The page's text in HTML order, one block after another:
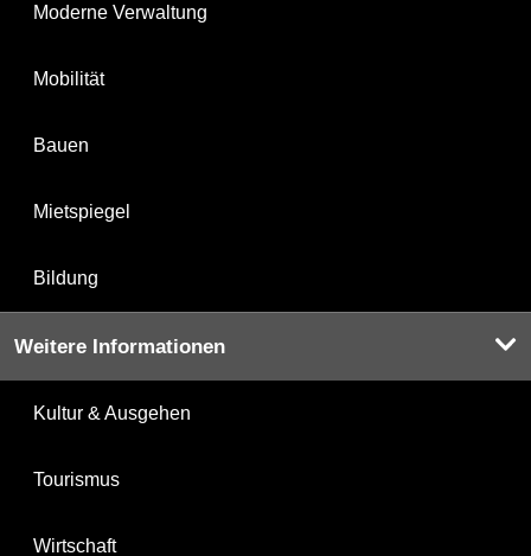
Moderne Verwaltung
Mobilität
Bauen
Mietspiegel
Bildung
Weitere Informationen
Kultur & Ausgehen
Tourismus
Wirtschaft